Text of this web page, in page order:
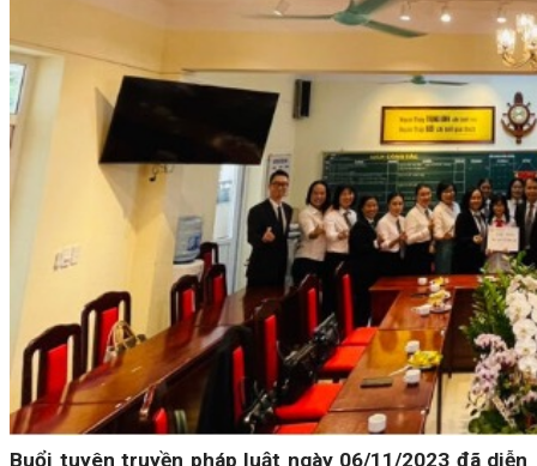
Buổi tuyên truyền pháp luật ngày 06/11/2023 đã diễn